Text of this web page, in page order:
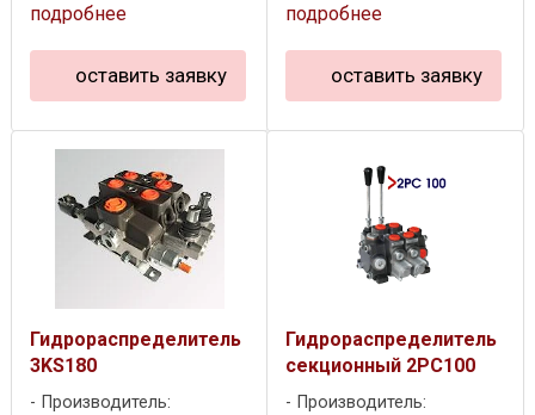
подробнее
оставить заявку
подробнее
оставить заявку
Гидрораспределитель
3KS180
Производитель:
Гидрораспределитель
секционный 2PC100
Производитель: